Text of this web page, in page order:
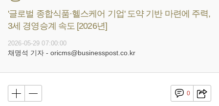
'글로벌 종합식품·헬스케어 기업' 도약 기반 마련에 주력,
3세 경영승계 속도 [2026년]
2026-05-29 07:00:00
채명석 기자 - oricms@businesspost.co.kr
0